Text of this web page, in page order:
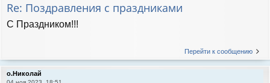
Re: Поздравления с праздниками
C Праздником!!!
Перейти к сообщению
о.Николай